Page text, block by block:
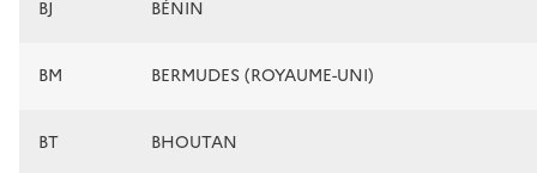
BJ BÉNIN
BM BERMUDES (ROYAUME-UNI)
BT BHOUTAN